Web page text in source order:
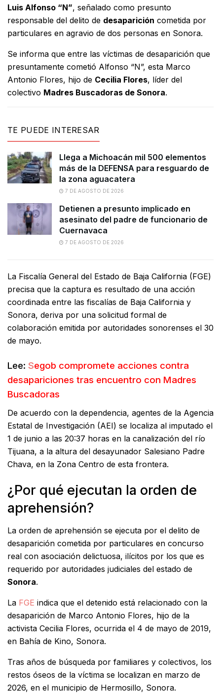
Luis Alfonso “N”, señalado como presunto
responsable del delito de desaparición cometida por
particulares en agravio de dos personas en Sonora.
Se informa que entre las víctimas de desaparición que
presuntamente cometió Alfonso “N”, esta Marco
Antonio Flores, hijo de Cecilia Flores, líder del
colectivo Madres Buscadoras de Sonora.
TE PUEDE INTERESAR
Llega a Michoacán mil 500 elementos
más de la DEFENSA para resguardo de
la zona aguacatera
7 DE AGOSTO DE 2026
Detienen a presunto implicado en
asesinato del padre de funcionario de
Cuernavaca
7 DE AGOSTO DE 2026
La Fiscalía General del Estado de Baja California (FGE)
precisa que la captura es resultado de una acción
coordinada entre las fiscalías de Baja California y
Sonora, deriva por una solicitud formal de
colaboración emitida por autoridades sonorenses el 30
de mayo.
Lee: Segob compromete acciones contra
desapariciones tras encuentro con Madres
Buscadoras
De acuerdo con la dependencia, agentes de la Agencia
Estatal de Investigación (AEI) se localiza al imputado el
1 de junio a las 20:37 horas en la canalización del río
Tijuana, a la altura del desayunador Salesiano Padre
Chava, en la Zona Centro de esta frontera.
¿Por qué ejecutan la orden de
aprehensión?
La orden de aprehensión se ejecuta por el delito de
desaparición cometida por particulares en concurso
real con asociación delictuosa, ilícitos por los que es
requerido por autoridades judiciales del estado de
Sonora.
La FGE indica que el detenido está relacionado con la
desaparición de Marco Antonio Flores, hijo de la
activista Cecilia Flores, ocurrida el 4 de mayo de 2019,
en Bahía de Kino, Sonora.
Tras años de búsqueda por familiares y colectivos, los
restos óseos de la víctima se localizan en marzo de
2026, en el municipio de Hermosillo, Sonora.